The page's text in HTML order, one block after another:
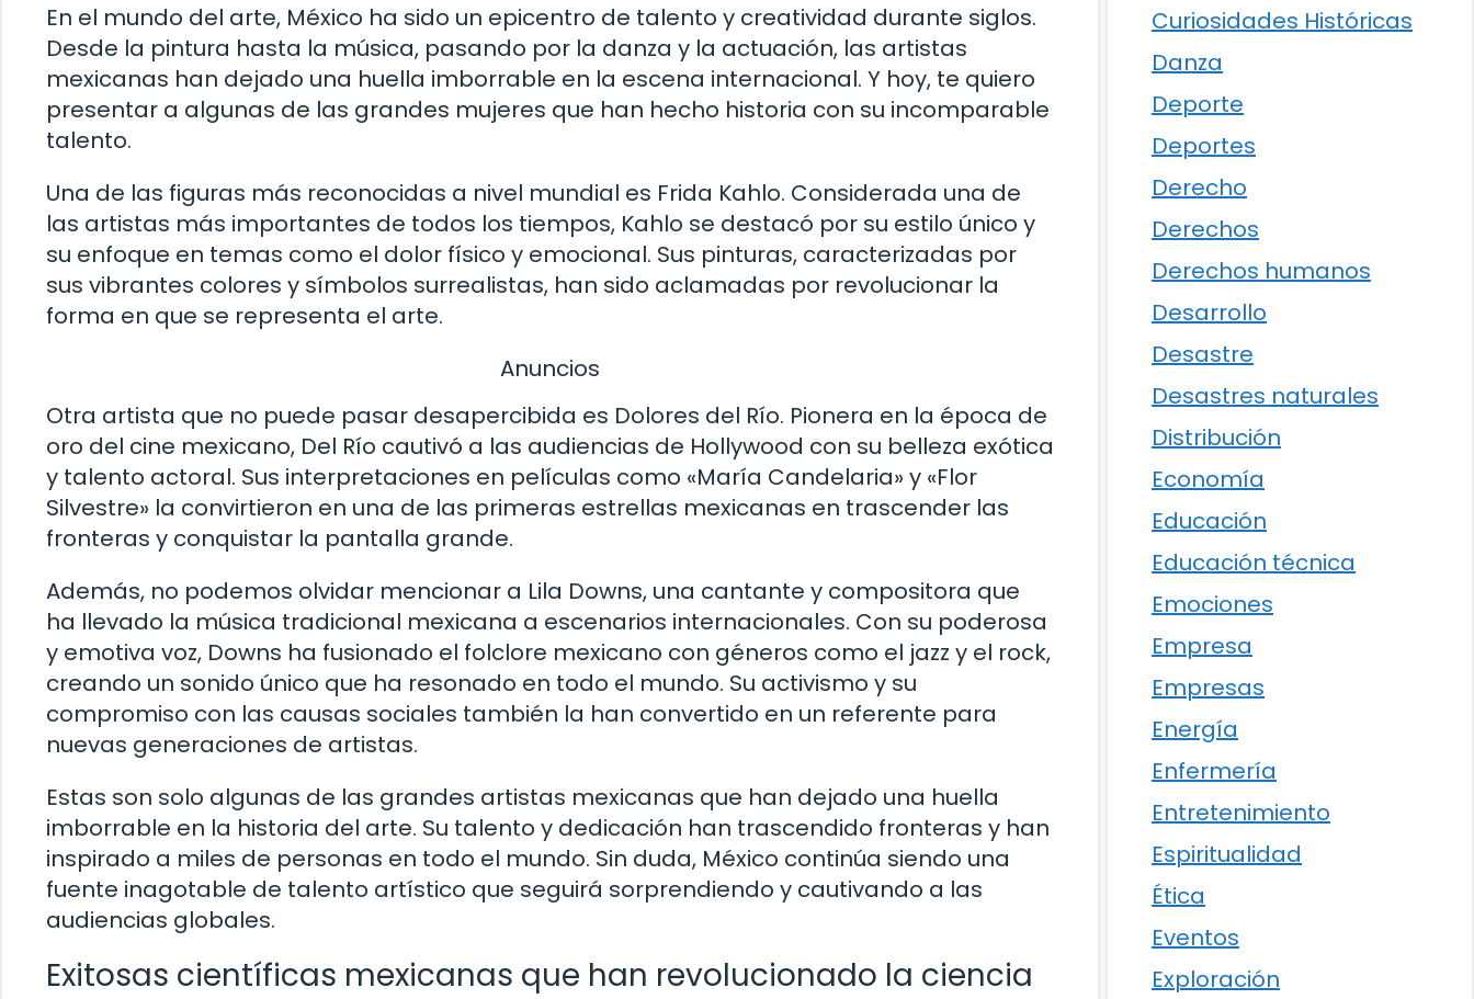
En el mundo del arte, México ha sido un epicentro de talento y creatividad durante siglos.
Desde la pintura hasta la música, pasando por la danza y la actuación, las artistas
mexicanas han dejado una huella imborrable en la escena internacional. Y hoy, te quiero
presentar a algunas de las grandes mujeres que han hecho historia con su incomparable
talento.
Una de las figuras más reconocidas a nivel mundial es Frida Kahlo. Considerada una de
las artistas más importantes de todos los tiempos, Kahlo se destacó por su estilo único y
su enfoque en temas como el dolor físico y emocional. Sus pinturas, caracterizadas por
sus vibrantes colores y símbolos surrealistas, han sido aclamadas por revolucionar la
forma en que se representa el arte.
Anuncios
Otra artista que no puede pasar desapercibida es Dolores del Río. Pionera en la época de
oro del cine mexicano, Del Río cautivó a las audiencias de Hollywood con su belleza exótica
y talento actoral. Sus interpretaciones en películas como «María Candelaria» y «Flor
Silvestre» la convirtieron en una de las primeras estrellas mexicanas en trascender las
fronteras y conquistar la pantalla grande.
Además, no podemos olvidar mencionar a Lila Downs, una cantante y compositora que
ha llevado la música tradicional mexicana a escenarios internacionales. Con su poderosa
y emotiva voz, Downs ha fusionado el folclore mexicano con géneros como el jazz y el rock,
creando un sonido único que ha resonado en todo el mundo. Su activismo y su
compromiso con las causas sociales también la han convertido en un referente para
nuevas generaciones de artistas.
Estas son solo algunas de las grandes artistas mexicanas que han dejado una huella
imborrable en la historia del arte. Su talento y dedicación han trascendido fronteras y han
inspirado a miles de personas en todo el mundo. Sin duda, México continúa siendo una
fuente inagotable de talento artístico que seguirá sorprendiendo y cautivando a las
audiencias globales.
Exitosas científicas mexicanas que han revolucionado la ciencia
Curiosidades Históricas
Danza
Deporte
Deportes
Derecho
Derechos
Derechos humanos
Desarrollo
Desastre
Desastres naturales
Distribución
Economía
Educación
Educación técnica
Emociones
Empresa
Empresas
Energía
Enfermería
Entretenimiento
Espiritualidad
Ética
Eventos
Exploración